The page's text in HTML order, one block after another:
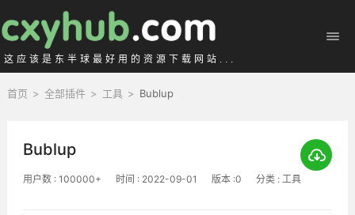
这应该是东半球最好用的资源下载网站...
首页 > 全部插件 > 工具 > Bublup
Bublup
用户数 : 100000+ 时间 : 2022-09-01 版本 :0 分类 : 工具